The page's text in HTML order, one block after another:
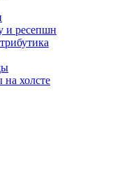
и ресепшн
холсте